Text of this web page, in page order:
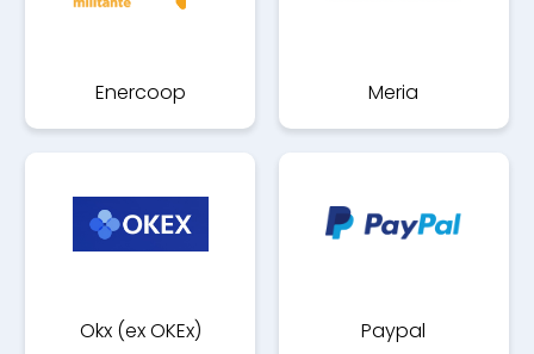
Enercoop Meria
Okx (ex OKEx) Paypal